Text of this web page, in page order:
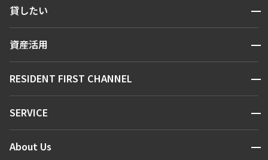
人気エリアから探す
新着情報から探す
新着募集情報
貸したい 開閉
お問い合わせ
資産活用 開閉
お問い合わせ
RESIDENT FIRST CHANNEL 開閉
マンションレポート
住まいのコラム
SERVICE 開閉
会員ページ
About Us 開閉